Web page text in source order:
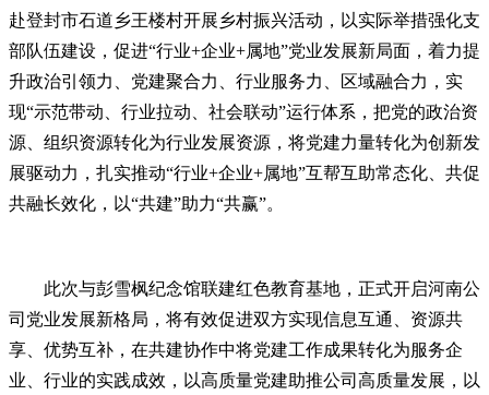
赴登封市石道乡王楼村开展乡村振兴活动，以实际举措强化支
部队伍建设，促进“行业+企业+属地”党业发展新局面，着力提
升政治引领力、党建聚合力、行业服务力、区域融合力，实
现“示范带动、行业拉动、社会联动”运行体系，把党的政治资
源、组织资源转化为行业发展资源，将党建力量转化为创新发
展驱动力，扎实推动“行业+企业+属地”互帮互助常态化、共促
共融长效化，以“共建”助力“共赢”。
此次与彭雪枫纪念馆联建红色教育基地，正式开启河南公
司党业发展新格局，将有效促进双方实现信息互通、资源共
享、优势互补，在共建协作中将党建工作成果转化为服务企
业、行业的实践成效，以高质量党建助推公司高质量发展，以